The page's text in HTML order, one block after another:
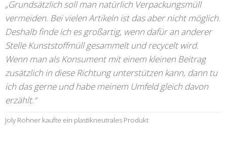
„Grundsätzlich soll man natürlich Verpackungsmüll
vermeiden. Bei vielen Artikeln ist das aber nicht möglich.
Deshalb finde ich es großartig, wenn dafür an anderer
Stelle Kunststoffmüll gesammelt und recycelt wird.
Wenn man als Konsument mit einem kleinen Beitrag
zusätzlich in diese Richtung unterstützen kann, dann tu
ich das gerne und habe meinem Umfeld gleich davon
erzählt.“
Joly Rohner kaufte ein plastikneutrales Produkt